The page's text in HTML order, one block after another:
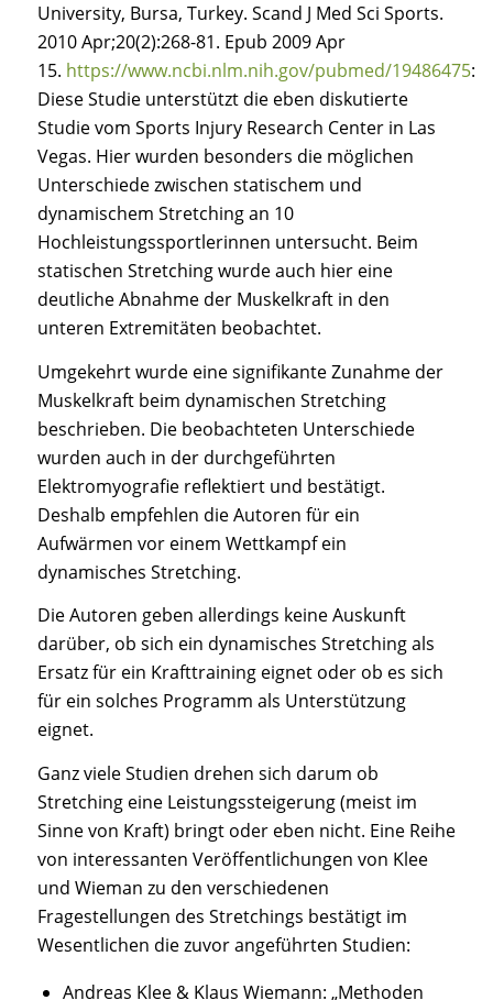
University, Bursa, Turkey. Scand J Med Sci Sports.
2010 Apr;20(2):268-81. Epub 2009 Apr
15. https://www.ncbi.nlm.nih.gov/pubmed/19486475:
Diese Studie unterstützt die eben diskutierte
Studie vom Sports Injury Research Center in Las
Vegas. Hier wurden besonders die möglichen
Unterschiede zwischen statischem und
dynamischem Stretching an 10
Hochleistungssportlerinnen untersucht. Beim
statischen Stretching wurde auch hier eine
deutliche Abnahme der Muskelkraft in den
unteren Extremitäten beobachtet.
Umgekehrt wurde eine signifikante Zunahme der
Muskelkraft beim dynamischen Stretching
beschrieben. Die beobachteten Unterschiede
wurden auch in der durchgeführten
Elektromyografie reflektiert und bestätigt.
Deshalb empfehlen die Autoren für ein
Aufwärmen vor einem Wettkampf ein
dynamisches Stretching.
Die Autoren geben allerdings keine Auskunft
darüber, ob sich ein dynamisches Stretching als
Ersatz für ein Krafttraining eignet oder ob es sich
für ein solches Programm als Unterstützung
eignet.
Ganz viele Studien drehen sich darum ob
Stretching eine Leistungssteigerung (meist im
Sinne von Kraft) bringt oder eben nicht. Eine Reihe
von interessanten Veröffentlichungen von Klee
und Wieman zu den verschiedenen
Fragestellungen des Stretchings bestätigt im
Wesentlichen die zuvor angeführten Studien:
Andreas Klee & Klaus Wiemann: „Methoden